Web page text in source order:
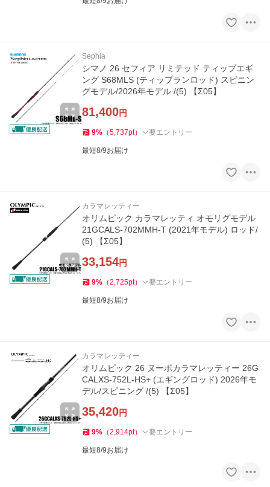
Sephia
シマノ 26 セフィア リミテッド ティップエギ
ング S68MLS (ティップランロッド) スピニン
グモデル/2026年モデル /(5) 【Σ05】
81,400円
9% （5,737pt） 要エントリー
最短8/9お届け
カラマレッティー
オリムピック カラマレッティ オモリグモデル
21GCALS-702MMH-T (2021年モデル) ロッド/
(5) 【Σ05】
33,154円
9% （2,725pt） 要エントリー
最短8/9お届け
カラマレッティー
オリムピック 26 ヌーボカラマレッティー 26G
CALXS-752L-HS+ (エギングロッド) 2026年モ
デル/スピニング /(5) 【Σ05】
35,420円
9% （2,914pt） 要エントリー
最短8/9お届け